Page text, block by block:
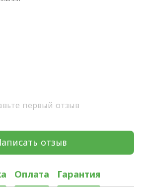
первый отзыв
отзыв
Оплата Гарантия